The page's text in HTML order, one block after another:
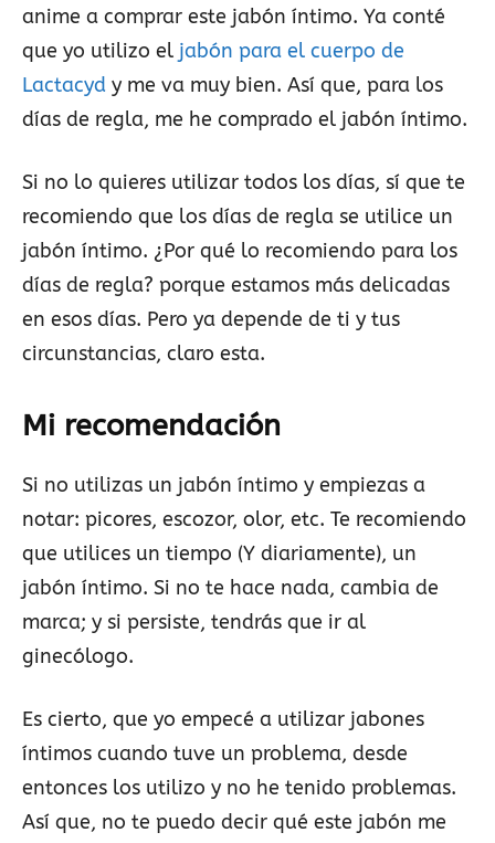
anime a comprar este jabón íntimo. Ya conté
que yo utilizo el jabón para el cuerpo de
Lactacyd y me va muy bien. Así que, para los
días de regla, me he comprado el jabón íntimo.
Si no lo quieres utilizar todos los días, sí que te
recomiendo que los días de regla se utilice un
jabón íntimo. ¿Por qué lo recomiendo para los
días de regla? porque estamos más delicadas
en esos días. Pero ya depende de ti y tus
circunstancias, claro esta.
Mi recomendación
Si no utilizas un jabón íntimo y empiezas a
notar: picores, escozor, olor, etc. Te recomiendo
que utilices un tiempo (Y diariamente), un
jabón íntimo. Si no te hace nada, cambia de
marca; y si persiste, tendrás que ir al
ginecólogo.
Es cierto, que yo empecé a utilizar jabones
íntimos cuando tuve un problema, desde
entonces los utilizo y no he tenido problemas.
Así que, no te puedo decir qué este jabón me